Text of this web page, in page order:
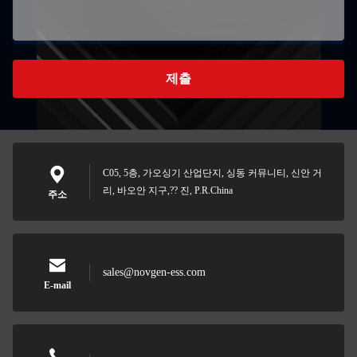
제출
주소
C05, 5층, 가오싱기 산업단지, 싱동 커뮤니티, 신안 거
리, 바오안 지구,?? 진, P.R.China
E-mail
sales@novgen-ess.com